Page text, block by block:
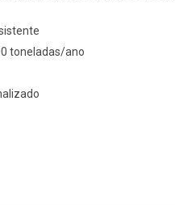
toneladas/ano